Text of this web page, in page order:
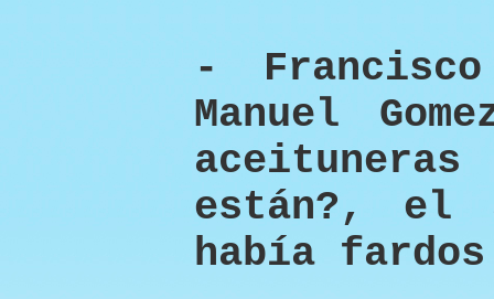
- Francisco
Manuel
están?, el
había